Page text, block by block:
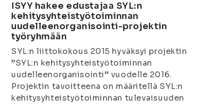
ISYY hakee edustajaa SYL:n
kehitysyhteistyötoiminnan
uudelleenorganisointi-projektin
työryhmään
SYL:n liittokokous 2015 hyväksyi projektin
”SYL:n kehitysyhteistyötoiminnan
uudelleenorganisointi” vuodelle 2016.
Projektin tavoitteena on määritellä SYL:n
kehitysyhteistyötoiminnan tulevaisuuden